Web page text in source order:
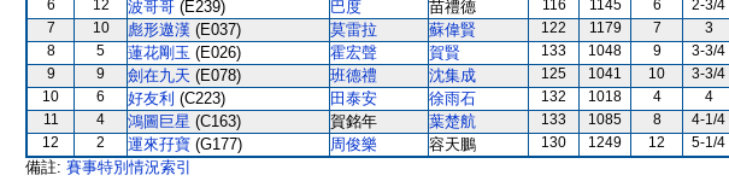
6
12 波哥哥 (E239) 巴度 苗禮德 116 1145 6 2-3/4
7
10 彪形遨漢 (E037) 莫雷拉 蘇偉賢 122 1179 7 3
8
5 蓮花剛玉 (E026) 霍宏聲 賀賢 133 1048 9 3-3/4
9
9 劍在九天 (E078) 班德禮 沈集成 125 1041 10 3-3/4
10
6 好友利 (C223) 田泰安 徐雨石 132 1018 4 4
11
4 鴻圖巨星 (C163) 賀銘年 葉楚航 133 1085 8 4-1/4
12
2 運來孖寶 (G177) 周俊樂 容天鵬 130 1249 12 5-1/4
備註: 賽事特別情況索引